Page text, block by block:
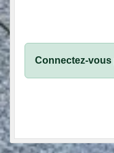
Connectez-vous